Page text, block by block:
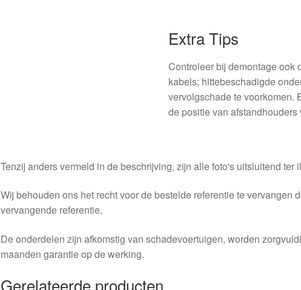
Extra Tips
Controleer bij demontage ook
kabels; hittebeschadigde
vervolgschade te voorkomen.
de positie van
Tenzij anders vermeld in de beschrijving, zijn alle foto's uitsluitend ter
Wij behouden ons het recht voor de bestelde referentie te vervangen
vervangende referentie.
De onderdelen zijn afkomstig van schadevoertuigen, worden
maanden garantie op de werking.
Gerelateerde producten